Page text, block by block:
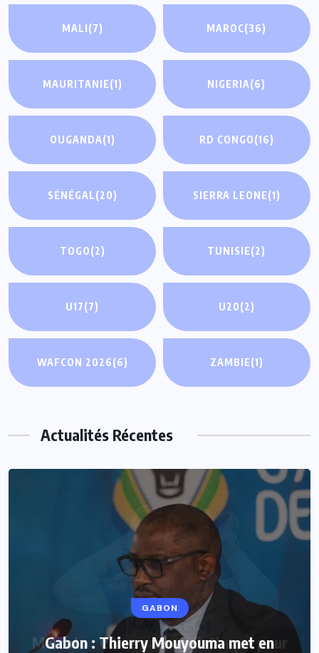
MALI(7) MAROC(36)
MAURITANIE(1) NIGERIA(6)
OUGANDA(1) RD CONGO(16)
SÉNÉGAL(20) SIERRA LEONE(1)
TOGO(2) TUNISIE(2)
U17(7) U20(2)
WAFCON 2026(6) ZAMBIE(1)
Actualités Récentes
GABON
Gabon : Thierry Mouyouma met en